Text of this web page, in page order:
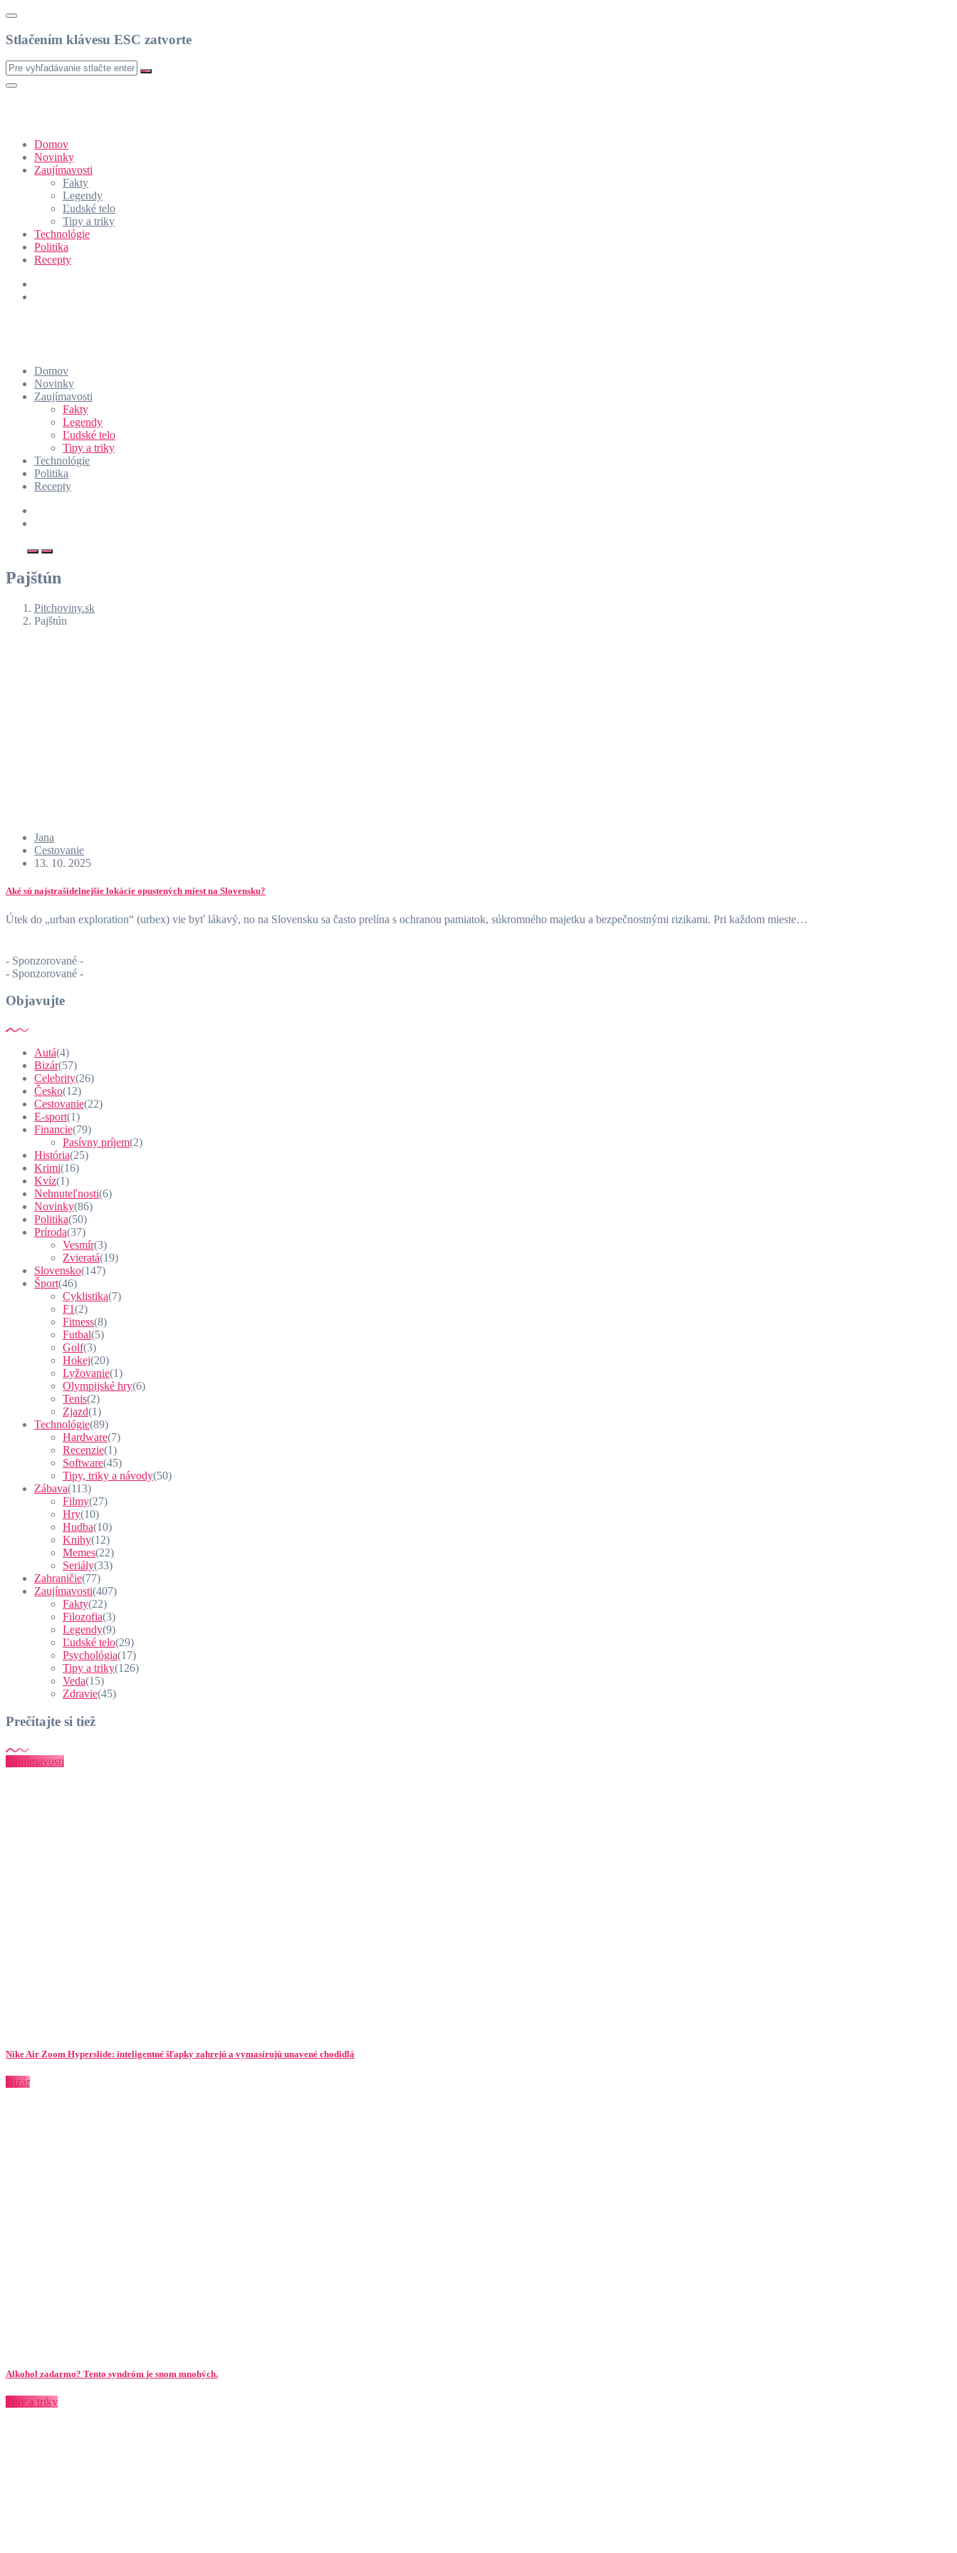
Stlačením klávesu ESC zatvorte
Domov
Novinky
Zaujímavosti
Fakty
Legendy
Ľudské telo
Tipy a triky
Technológie
Politika
Recepty
Domov
Novinky
Zaujímavosti
Fakty
Legendy
Ľudské telo
Tipy a triky
Technológie
Politika
Recepty
Pajštún
Pitchoviny.sk
Pajštún
Jana
Cestovanie
13. 10. 2025
Aké sú najstrašidelnejšie lokácie opustených miest na Slovensku?
Útek do „urban exploration“ (urbex) vie byť lákavý, no na Slovensku sa často prelína s ochranou pamiatok, súkromného majetku a bezpečnostnými rizikami. Pri každom mieste…
- Sponzorované -
- Sponzorované -
Objavujte
Autá(4)
Bizár(57)
Celebrity(26)
Česko(12)
Cestovanie(22)
E-sport(1)
Financie(79)
Pasívny príjem(2)
História(25)
Krimi(16)
Kvíz(1)
Nehnuteľnosti(6)
Novinky(86)
Politika(50)
Príroda(37)
Vesmír(3)
Zvieratá(19)
Slovensko(147)
Šport(46)
Cyklistika(7)
F1(2)
Fitness(8)
Futbal(5)
Golf(3)
Hokej(20)
Lyžovanie(1)
Olympijské hry(6)
Tenis(2)
Zjazd(1)
Technológie(89)
Hardware(7)
Recenzie(1)
Software(45)
Tipy, triky a návody(50)
Zábava(113)
Filmy(27)
Hry(10)
Hudba(10)
Knihy(12)
Memes(22)
Seriály(33)
Zahraničie(77)
Zaujímavosti(407)
Fakty(22)
Filozofia(3)
Legendy(9)
Ľudské telo(29)
Psychológia(17)
Tipy a triky(126)
Veda(15)
Zdravie(45)
Prečítajte si tiež
Zaujímavosti
Nike Air Zoom Hyperslide: inteligentné šľapky zahrejú a vymasírujú unavené chodidlá
Bizár
Alkohol zadarmo? Tento syndróm je snom mnohých.
Tipy a triky